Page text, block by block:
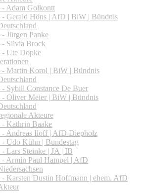
- Adam Golkontt
- Gerald Höns | AfD | BiW | Bündnis
- Jürgen Panke
- Silvia Brock
- Ute Dopke
- Martin Korol | BiW | Bündnis
- Sybill Constance De Buer
- Oliver Meier | BiW | Bündnis
Akteure
- Kathrin Baake
- Andreas Iloff | AfD Diepholz
- Udo Kühn | Bundestag
- Lars Steinke | JA | IB
- Armin Paul Hampel | AfD
- Karsten Dustin Hoffmann | ehem. AfD